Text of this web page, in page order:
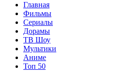
Главная
Фильмы
Сериалы
Дорамы
ТВ Шоу
Мультики
Аниме
Топ 50